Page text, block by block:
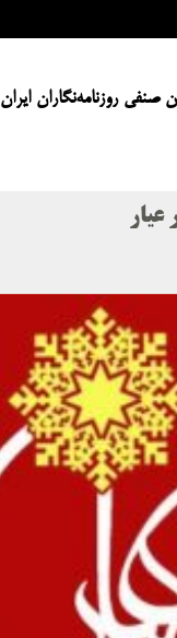
صنفی روزنامه‌نگاران ایران